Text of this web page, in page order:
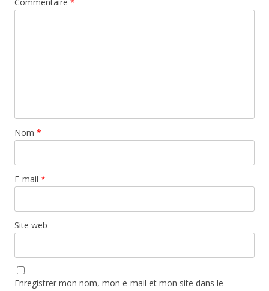
Commentaire *
Nom *
E-mail *
Site web
Enregistrer mon nom, mon e-mail et mon site dans le